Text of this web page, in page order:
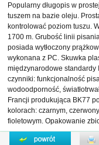
Popularny długopis w
tuszem na bazie oleju.
kontrolować poziom tuszu.
1700 m. Grubość linii
posiada wytłoczony
wykonana z PC. Skuwka
międzynarodowe standardy
czynniki: funkcjonalność
wodoodporność,
Francji produkująca BK77
kolorach: czarnym,
fioletowym. Opakowanie